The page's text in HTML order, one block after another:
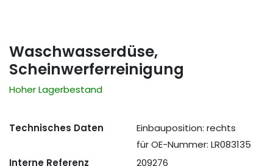
Waschwasserdüse,
Scheinwerferreinigung
Hoher Lagerbestand
Technisches Daten
Einbauposition: rechts
für OE-Nummer: LR083135
Interne Referenz
209276